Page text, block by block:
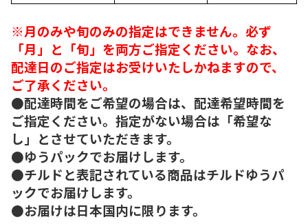
※月のみや旬のみの指定はできません。必ず
「月」と「旬」を両方ご指定ください。なお、
配達日のご指定はお受けいたしかねますので、
ご了承ください。
●配達時間をご希望の場合は、配達希望時間を
ご指定ください。指定がない場合は「希望な
し」とさせていただきます。
●ゆうパックでお届けします。
●チルドと表記されている商品はチルドゆうパ
ックでお届けします。
●お届けは日本国内に限ります。